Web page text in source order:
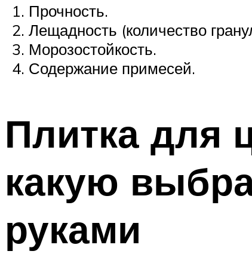
Прочность.
Лещадность (количество
Морозостойкость.
Содержание примесей.
Плитка для
какую
руками